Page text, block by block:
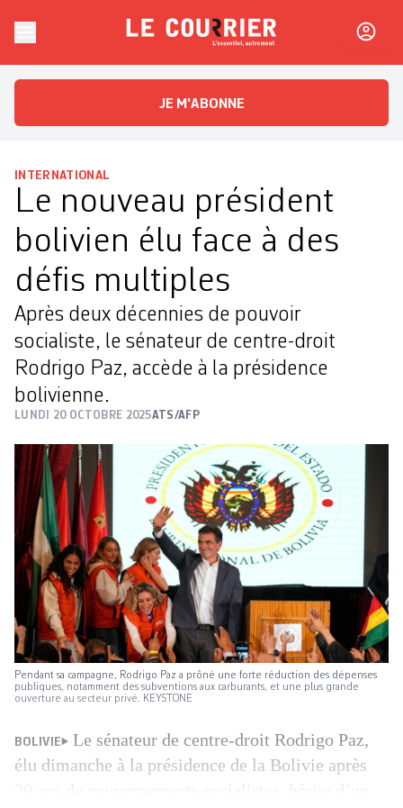
Le CourrierL'essentiel, autrement
JE M'ABONNE
INTERNATIONAL
Le nouveau président
bolivien élu face à des
défis multiples
Après deux décennies de pouvoir
socialiste, le sénateur de centre-droit
Rodrigo Paz, accède à la présidence
bolivienne.
LUNDI 20 OCTOBRE 2025ATS/AFP
Pendant sa campagne, Rodrigo Paz a prôné une forte réduction des dépenses
publiques, notamment des subventions aux carburants, et une plus grande
ouverture au secteur privé. KEYSTONE
BOLIVIE
Le sénateur de centre-droit Rodrigo Paz,
élu dimanche à la présidence de la Bolivie après